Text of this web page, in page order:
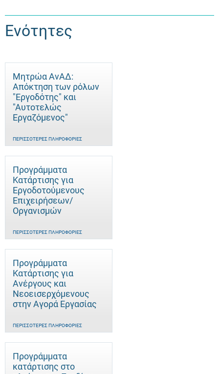
Ενότητες
Μητρώα ΑνΑΔ:
Απόκτηση των ρόλων
"Εργοδότης" και
"Αυτοτελώς
Eργαζόμενος"
ΠΕΡΙΣΣΌΤΕΡΕΣ ΠΛΗΡΟΦΟΡΊΕΣ
Προγράμματα
Κατάρτισης για
Εργοδοτούμενους
Επιχειρήσεων/
Οργανισμών
ΠΕΡΙΣΣΌΤΕΡΕΣ ΠΛΗΡΟΦΟΡΊΕΣ
Προγράμματα
Κατάρτισης για
Ανέργους και
Νεοεισερχόμενους
στην Αγορά Εργασίας
ΠΕΡΙΣΣΌΤΕΡΕΣ ΠΛΗΡΟΦΟΡΊΕΣ
Προγράμματα
κατάρτισης στο